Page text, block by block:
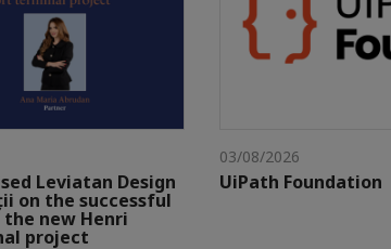
Leviatan Design
on the successful
new Henri
project
03/08/2026
UiPath Foundation